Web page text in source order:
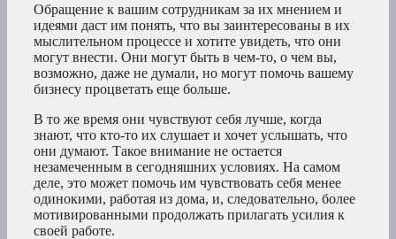
Обращение к вашим сотрудникам за их мнением и
идеями даст им понять, что вы заинтересованы в их
мыслительном процессе и хотите увидеть, что они
могут внести. Они могут быть в чем-то, о чем вы,
возможно, даже не думали, но могут помочь вашему
бизнесу процветать еще больше.
В то же время они чувствуют себя лучше, когда
знают, что кто-то их слушает и хочет услышать, что
они думают. Такое внимание не остается
незамеченным в сегодняшних условиях. На самом
деле, это может помочь им чувствовать себя менее
одинокими, работая из дома, и, следовательно, более
мотивированными продолжать прилагать усилия к
своей работе.